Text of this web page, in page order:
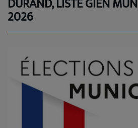
BENJI & COMPAGNIE
LES ASSOCIÉS DU JOUR
LA CHRONIQUE
LA CHRONIQUE MUSICALE
DURAND, LISTE GIEN
2026